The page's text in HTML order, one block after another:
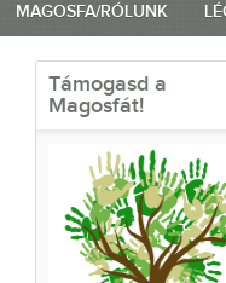
MAGOSFA/RÓLUNK
Támogasd a
Magosfát!